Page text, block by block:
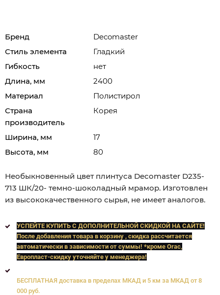
Бренд
Decomaster
Стиль элемента
Гладкий
Гибкость
нет
Длина, мм
2400
Материал
Полистирол
Страна
производитель
Корея
Ширина, мм
17
Высота, мм
80
Необыкновенный цвет плинтуса Decomaster D235-
713 ШК/20- темно-шоколадный мрамор. Изготовлен
из высококачественного сырья, не имеет аналогов.
УСПЕЙТЕ КУПИТЬ C ДОПОЛНИТЕЛЬНОЙ СКИДКОЙ НА САЙТЕ!
После добавления товара в корзину , скидка рассчитается
автоматически в зависимости от суммы! *кроме Orac,
Европласт-скидку уточняйте у менеджера!
БЕСПЛАТНАЯ доставка в пределах МКАД и 5 км за МКАД от 8
000 руб.